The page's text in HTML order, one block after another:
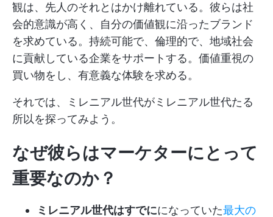
観は、先人のそれとはかけ離れている。彼らは社
会的意識が高く、自分の価値観に沿ったブランド
を求めている。持続可能で、倫理的で、地域社会
に貢献している企業をサポートする。価値重視の
買い物をし、有意義な体験を求める。
それでは、ミレニアル世代がミレニアル世代たる
所以を探ってみよう。
なぜ彼らはマーケターにとって
重要なのか？
ミレニアル世代はすでにになっていた最大の